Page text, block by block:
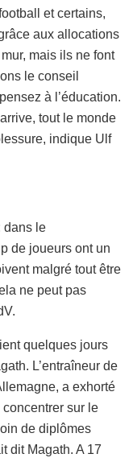
et certains,
aux allocations
mais ils ne font
le conseil
à l’éducation.
tout le monde
indique Ulf
dans le
de joueurs ont un
malgré tout être
ne peut pas
quelques jours
L’entraîneur de
a exhorté
sur le
de diplômes
dit Magath. A 17